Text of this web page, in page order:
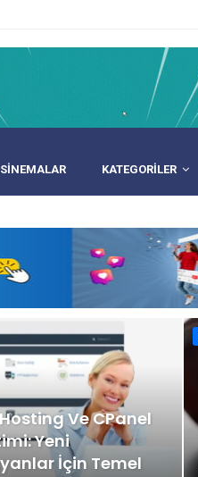
SINEMALAR KATEGORİLER
Ve CPanel
Yeni
İçin Temel